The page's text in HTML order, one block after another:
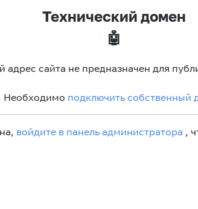
Технический домен
🤖
адрес сайта не предназначен для
Необходимо подключить собственный
войдите в панель администратора ,